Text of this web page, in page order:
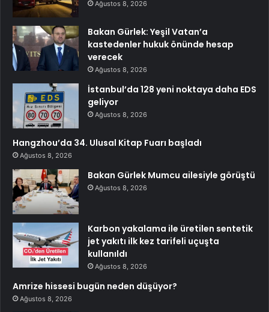
Ağustos 8, 2026
Bakan Gürlek: Yeşil Vatan’a
kastedenler hukuk önünde hesap
verecek
Ağustos 8, 2026
İstanbul’da 128 yeni noktaya daha EDS
geliyor
Ağustos 8, 2026
Hangzhou’da 34. Ulusal Kitap Fuarı başladı
Ağustos 8, 2026
Bakan Gürlek Mumcu ailesiyle görüştü
Ağustos 8, 2026
Karbon yakalama ile üretilen sentetik
jet yakıtı ilk kez tarifeli uçuşta
kullanıldı
Ağustos 8, 2026
Amrize hissesi bugün neden düşüyor?
Ağustos 8, 2026